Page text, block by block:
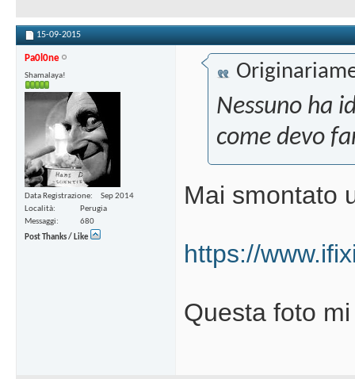
15-09-2015
Pa0l0ne
Shamalaya!
Data Registrazione
Sep 2014
Località
Perugia
Messaggi
680
Post Thanks / Like
Nessuno ha
come devo
Mai smontato
https://
Questa foto